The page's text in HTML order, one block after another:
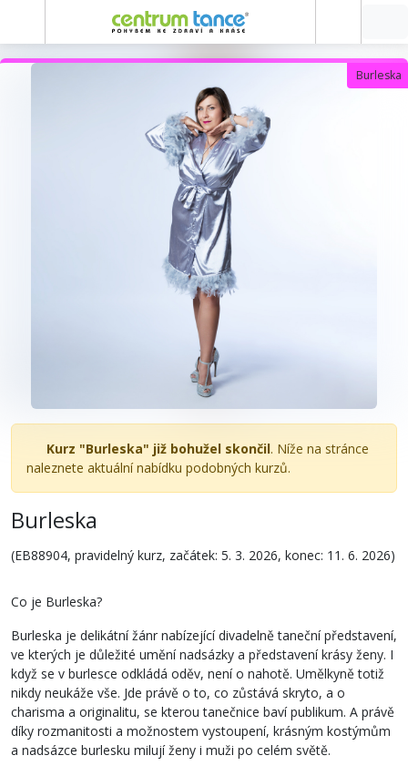
Burleska
Kurz "Burleska" již bohužel skončil. Níže na stránce
naleznete aktuální nabídku podobných kurzů.
Burleska
(EB88904, pravidelný kurz, začátek: 5. 3. 2026, konec: 11. 6. 2026)
Co je Burleska?
Burleska je delikátní žánr nabízející divadelně taneční představení,
ve kterých je důležité umění nadsázky a představení krásy ženy. I
když se v burlesce odkládá oděv, není o nahotě. Umělkyně totiž
nikdy neukáže vše. Jde právě o to, co zůstává skryto, a o
charisma a originalitu, se kterou tanečnice baví publikum. A právě
díky rozmanitosti a možnostem vystoupení, krásným kostýmům
a nadsázce burlesku milují ženy i muži po celém světě.